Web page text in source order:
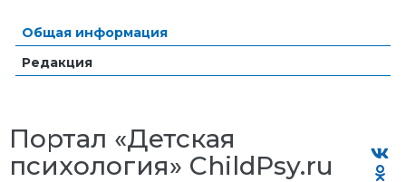
Общая информация
Редакция
Портал «Детская
психология» ChildPsy.ru